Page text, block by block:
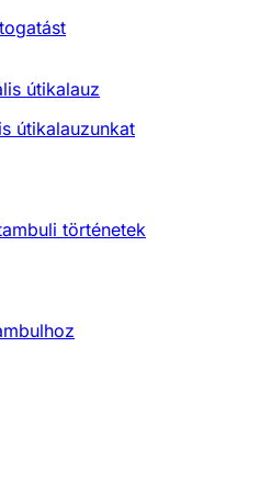
útikalauz
útikalauzunkat
történetek